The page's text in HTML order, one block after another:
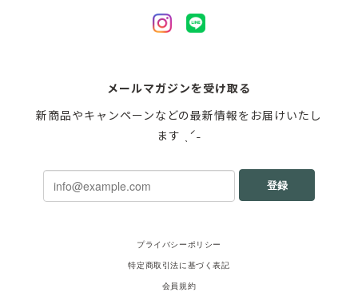
メールマガジンを受け取る
新商品やキャンペーンなどの最新情報をお届けいたし
ます ˎˊ˗
登録
プライバシーポリシー
特定商取引法に基づく表記
会員規約